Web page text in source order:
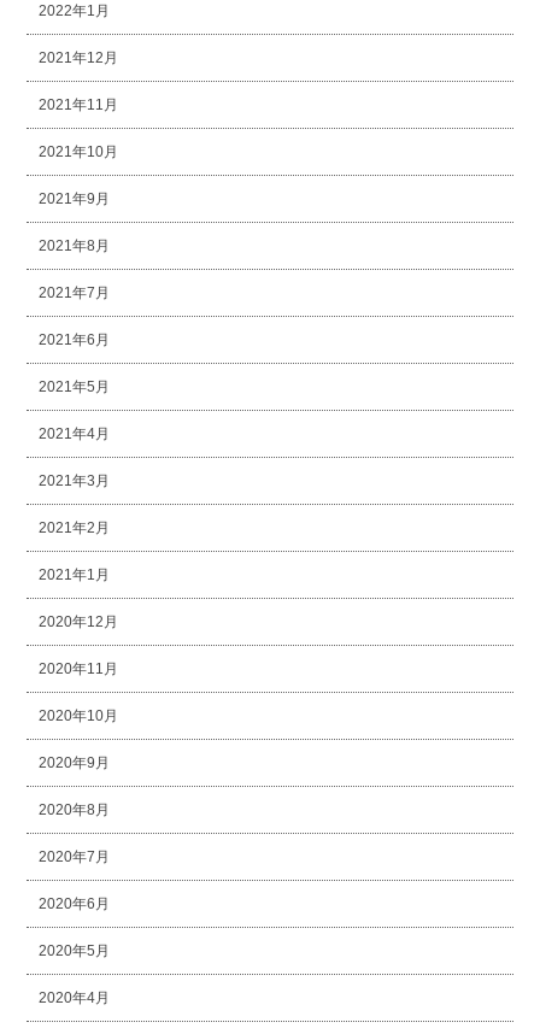
2022年1月
2021年12月
2021年11月
2021年10月
2021年9月
2021年8月
2021年7月
2021年6月
2021年5月
2021年4月
2021年3月
2021年2月
2021年1月
2020年12月
2020年11月
2020年10月
2020年9月
2020年8月
2020年7月
2020年6月
2020年5月
2020年4月